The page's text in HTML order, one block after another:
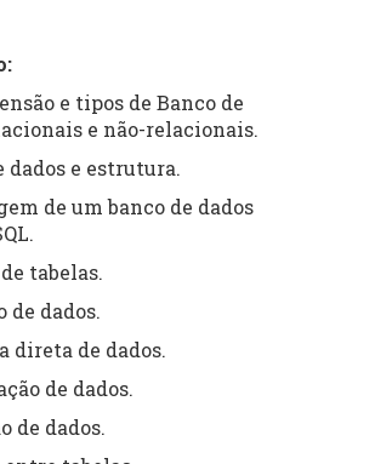
e tipos de Banco de
e não-relacionais.
dados e estrutura.
de um banco de dados
tabelas.
de dados.
direta de dados.
de dados.
de dados.